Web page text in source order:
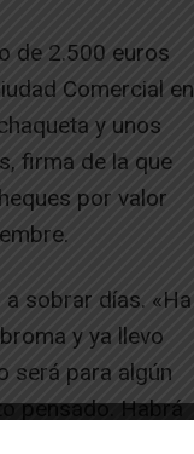
de 2.500 euros
Comercial en
y unos
firma de la que
por valor
sobrar días. «Ha
y ya llevo
será para algún
pensado. Habrá
y ya se